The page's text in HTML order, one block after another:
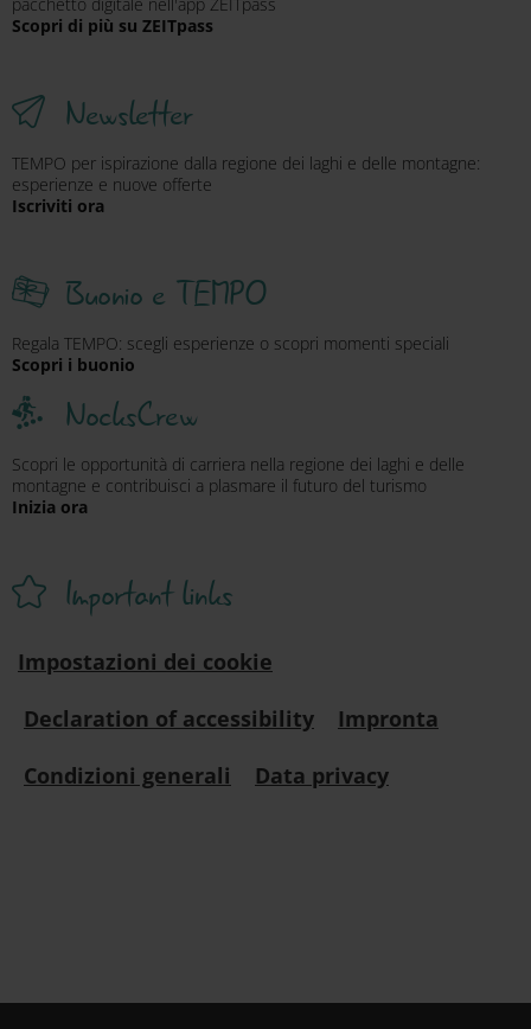
Scopri di più su ZEITpass
Newsletter
TEMPO per ispirazione dalla regione dei laghi e delle montagne:
esperienze e nuove offerte
Iscriviti ora
Buonio e TEMPO
Regala TEMPO: scegli esperienze o scopri momenti speciali
Scopri i buonio
NocksCrew
Scopri le opportunità di carriera nella regione dei laghi e delle
montagne e contribuisci a plasmare il futuro del turismo
Inizia ora
Important links
Impostazioni dei cookie
Declaration of accessibility
Impronta
Condizioni generali
Data privacy